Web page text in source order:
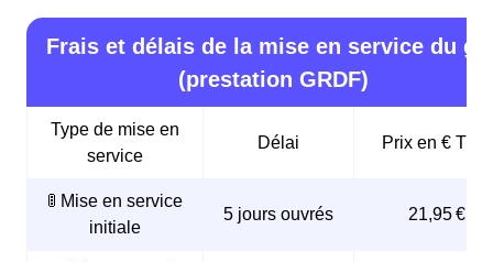
Frais et délais de la mise en service du
(prestation GRDF)
Type de mise en
service
Délai Prix en € TTC
🚦 Mise en service
initiale
5 jours ouvrés 21,95 €